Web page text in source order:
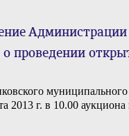
Администрации
проведении
2013 г. в 10.00